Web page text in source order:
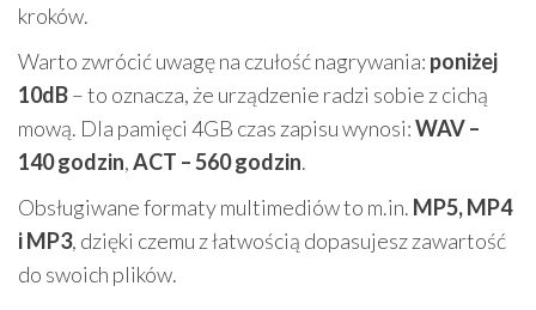
kroków.
Warto zwrócić uwagę na czułość nagrywania: poniżej
10dB– to oznacza, że urządzenie radzi sobie z cichą
mową. Dla pamięci 4GB czas zapisu wynosi:WAV –
140 godzin,ACT – 560 godzin.
Obsługiwane formaty multimediów to m.in. MP5, MP4
i MP3, dzięki czemu z łatwością dopasujesz zawartość
do swoich plików.